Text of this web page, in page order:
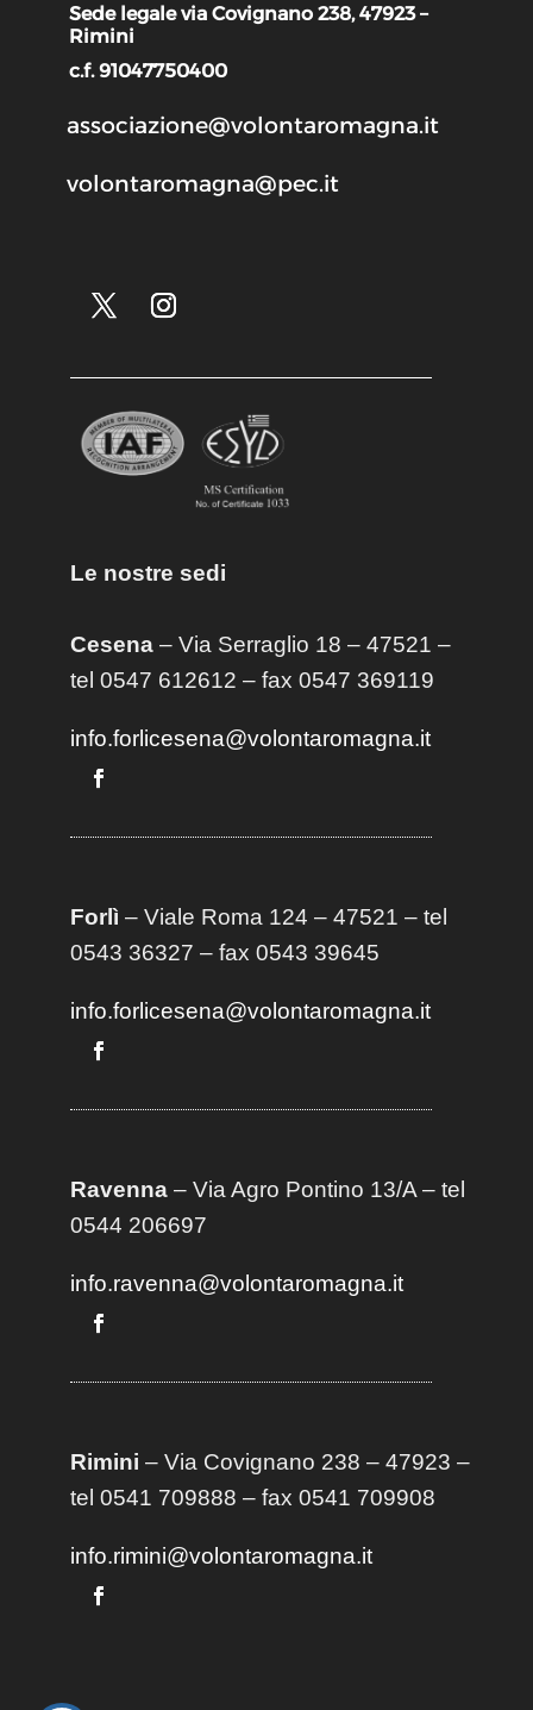
Sede legale via Covignano 238, 47923 –
Rimini
c.f. 91047750400
associazione@volontaromagna.it
volontaromagna@pec.it
Le nostre sedi
Cesena– Via Serraglio 18 – 47521 –
tel 0547 612612 – fax 0547 369119
info.forlicesena@volontaromagna.it
Forlì – Viale Roma 124 – 47521 – tel
0543 36327 – fax 0543 39645
info.forlicesena@volontaromagna.it
Ravenna– Via Agro Pontino 13/A– tel
0544 206697
info.ravenna@volontaromagna.it
Rimini – Via Covignano 238 – 47923 –
tel 0541 709888 – fax 0541 709908
info.rimini@volontaromagna.it